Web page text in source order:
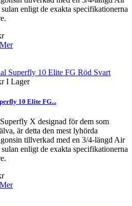
enligt de exakta specifikationerna
Mer
I Lager
10 Elite FG...
X designad för dem som
är detta den mest lyhörda
tillverkad med en 3/4-längd Air
enligt de exakta specifikationerna
Mer